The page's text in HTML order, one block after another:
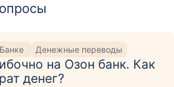
Денежные переводы
на Озон банк. Как
денег?